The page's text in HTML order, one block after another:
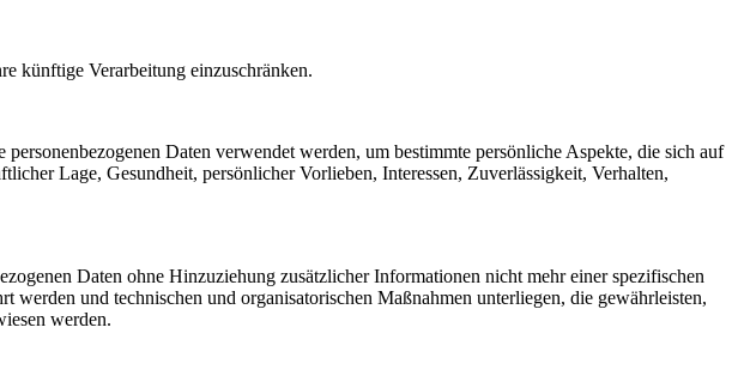
künftige Verarbeitung einzuschränken.
Daten verwendet werden, um bestimmte persönliche Aspekte, die sich auf
Lage, Gesundheit, persönlicher Vorlieben, Interessen, Zuverlässigkeit, Verhalten,
Daten ohne Hinzuziehung zusätzlicher Informationen nicht mehr einer spezifischen
und technischen und organisatorischen Maßnahmen unterliegen, die gewährleisten,
werden.